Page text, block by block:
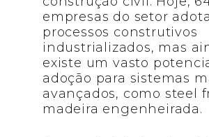
empresas do setor
processos construtivos
industrializados, mas
existe um vasto
adoção para sistemas
avançados, como steel
madeira engenheirada.